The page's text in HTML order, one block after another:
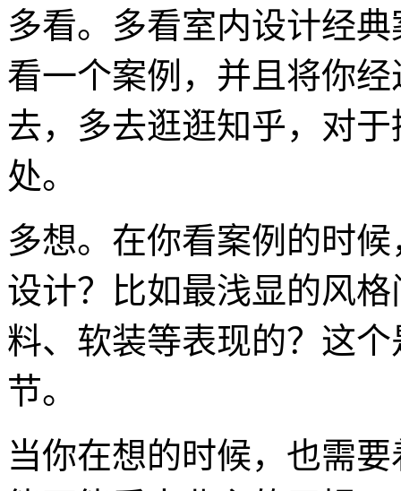
多看。多看室内设计经
看一个案例，并且将你
去，多去逛逛知乎，对
处。
多想。在你看案例的时
设计？比如最浅显的风
料、软装等表现的？这
节。
当你在想的时候，也需